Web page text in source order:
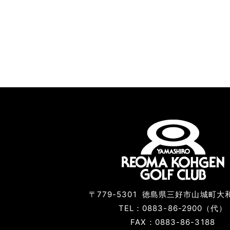
〒779-5301
徳島県三好市山城町
TEL：0883-86-2900（代）
FAX：0883-86-3188